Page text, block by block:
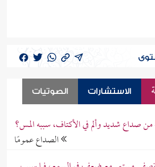
الاستشارات الصوتيات
من صداع شديد وألم في الأكتاف، سببه المس؟
الصداع عمومًا